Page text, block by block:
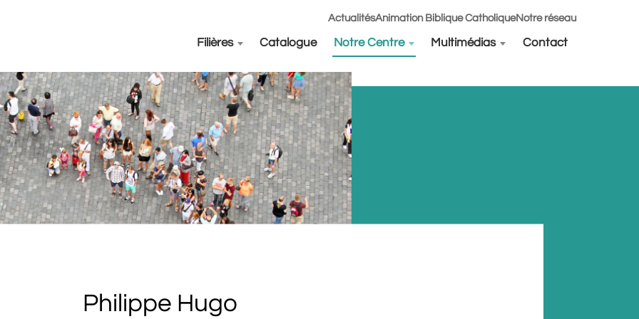
ActualitésAnimation Biblique CatholiqueNotre réseau
Filières Catalogue Notre Centre Multimédias Contact
Philippe Hugo